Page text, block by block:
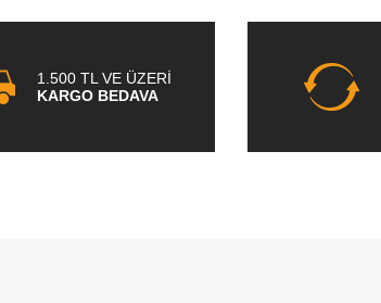
1.500 TL VE ÜZERİ
KARGO BEDAVA